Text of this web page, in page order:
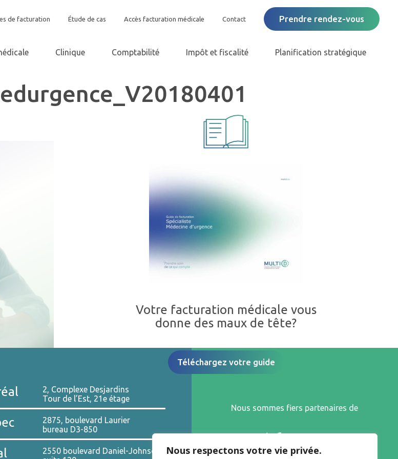
Nous respectons votre vie privée.
de facturation Étude de cas Accès facturation médicale Contact Prendre rendez-vous
Clinique Comptabilité Impôt et fiscalité Planification stratégique
Votre facturation médicale vous
donne des maux de tête?
Téléchargez votre guide
2, Complexe Desjardins
Tour de l’Est, 21e étage
2875, boulevard Laurier
bureau D3-850
2550 boulevard Daniel-Johnson,
Nous sommes fiers partenaires de